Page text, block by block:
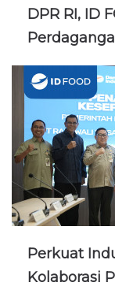
DPR RI, ID
Perkuat
Kolaborasi